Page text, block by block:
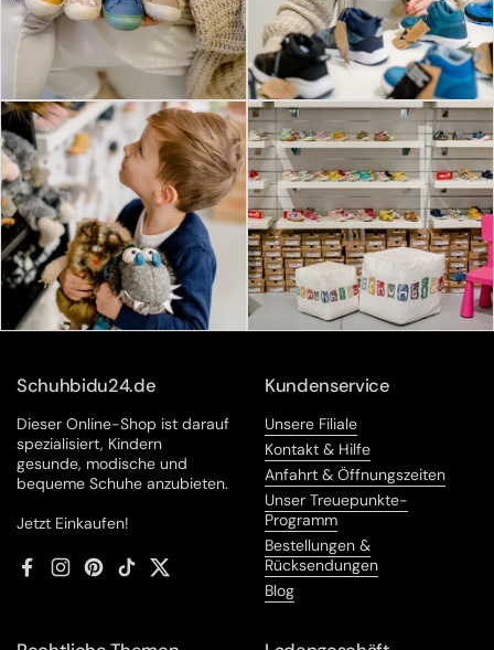
Schuhbidu24.de
Dieser Online-Shop ist darauf
spezialisiert, Kindern
gesunde, modische und
bequeme Schuhe anzubieten.
Jetzt Einkaufen!
FacebookInstagram
Pinterest
TikTokTwitter
Kundenservice
Unsere Filiale
Kontakt & Hilfe
Anfahrt & Öffnungszeiten
Unser Treuepunkte-
Programm
Bestellungen &
Rücksendungen
Blog